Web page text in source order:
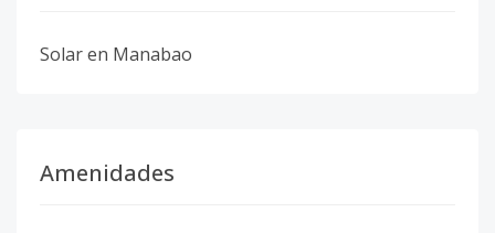
Solar en Manabao
Amenidades